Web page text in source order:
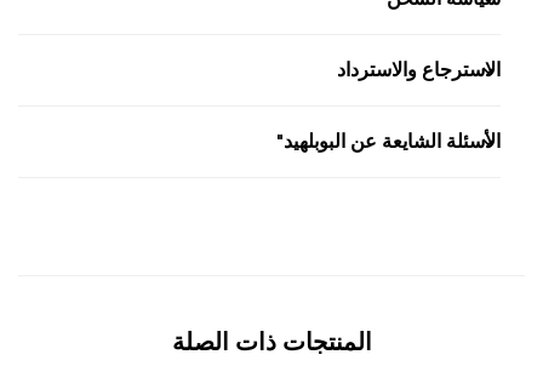
الاسترجاع والاسترداد
الأسئلة الشايعة عن البوبلهيد"
المنتجات ذات الصلة